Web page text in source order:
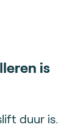
is
duur is.